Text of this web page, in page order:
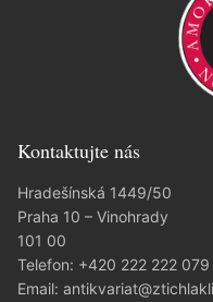
Kontaktujte nás
Hradešínská 1449/50
Praha 10 – Vinohrady
101 00
Telefon: +420 222 222 079
Email: